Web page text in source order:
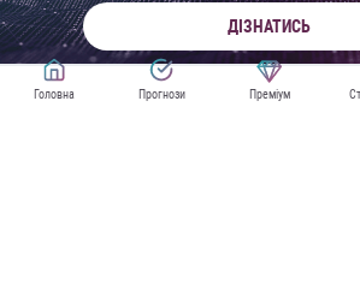
ДІЗНАТИСЬ
Головна Прогнози Преміум